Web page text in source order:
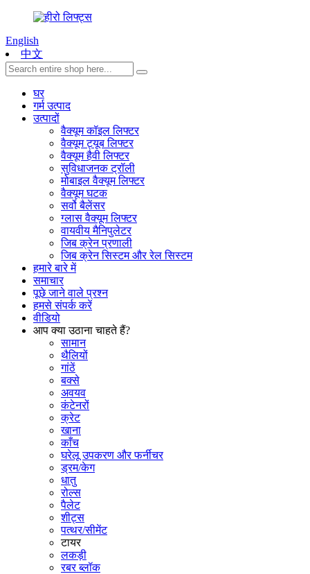
English
中文
घर
गर्म उत्पाद
उत्पादों
वैक्यूम कॉइल लिफ्टर
वैक्यूम ट्यूब लिफ्टर
वैक्यूम हैवी लिफ्टर
सुविधाजनक ट्रॉली
मोबाइल वैक्यूम लिफ्टर
वैक्यूम घटक
सर्वो बैलेंसर
ग्लास वैक्यूम लिफ्टर
वायवीय मैनिपुलेटर
जिब क्रेन प्रणाली
जिब क्रेन सिस्टम और रेल सिस्टम
हमारे बारे में
समाचार
पूछे जाने वाले प्रश्न
हमसे संपर्क करें
वीडियो
आप क्या उठाना चाहते हैं?
सामान
थैलियों
गांठें
बक्से
अवयव
कंटेनरों
क्रेट
खाना
काँच
घरेलू उपकरण और फर्नीचर
ड्रम/केग
धातु
रोल्स
पैलेट
शीट्स
पत्थर/सीमेंट
टायर
लकड़ी
रबर ब्लॉक